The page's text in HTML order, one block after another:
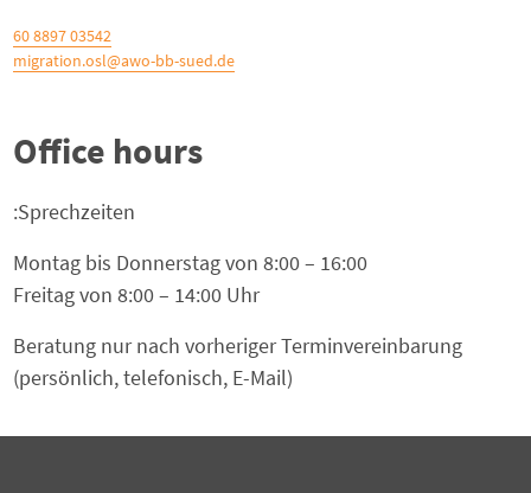
03542 8897 60
migration.osl@awo-bb-sued.de
Office hours
Sprechzeiten:
Montag bis Donnerstag von 8:00 – 16:00
Freitag von 8:00 – 14:00 Uhr
Beratung nur nach vorheriger Terminvereinbarung
(persönlich, telefonisch, E-Mail)